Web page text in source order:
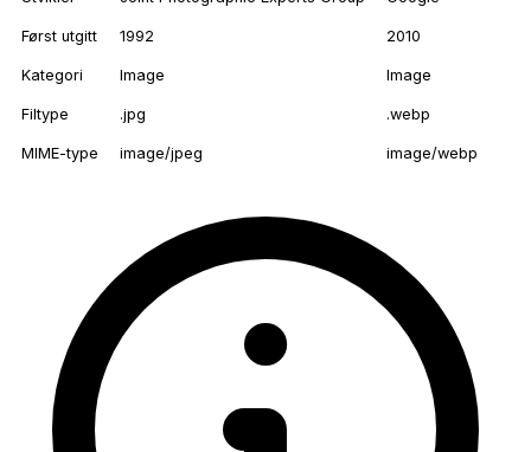
Først utgitt 1992 2010
Kategori Image Image
Filtype .jpg .webp
MIME-type image/jpeg image/webp